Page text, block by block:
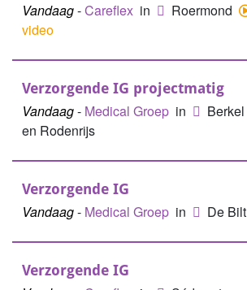
Vandaag-Careflex in
Roermond
video
Verzorgende IG projectmatig
Vandaag- Medical Groep in
Berkel
en Rodenrijs
Verzorgende IG
Vandaag- Medical Groep in De Bilt
Verzorgende IG